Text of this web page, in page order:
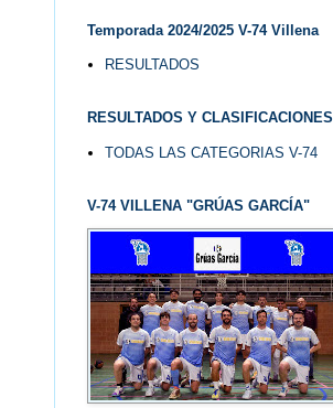
Temporada 2024/2025 V-74 Villena
RESULTADOS
RESULTADOS Y CLASIFICACIONES
TODAS LAS CATEGORIAS V-74
V-74 VILLENA "GRÚAS GARCÍA"